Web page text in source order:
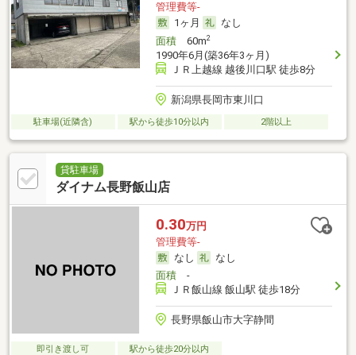
管理費等-
1ヶ月
なし
面積60m2
1990年6月(築36年3ヶ月)
ＪＲ上越線 越後川口駅 徒歩8分
新潟県長岡市東川口
駐車場(近隣含) 駅から徒歩10分以内 2階以上
貸駐車場
ダイナム長野飯山店
0.30万円
管理費等-
なし
なし
面積-
ＪＲ飯山線 飯山駅 徒歩18分
長野県飯山市大字静間
即引き渡し可 駅から徒歩20分以内